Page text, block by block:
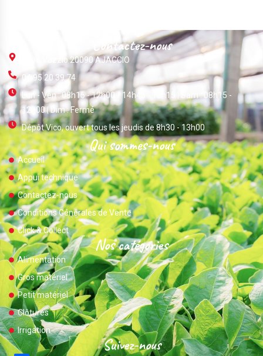
Contactez-nous
ZI Du Vazzio 20090 AJACCIO
04 95 20 39 74
Lun - Ven : 08h15 - 12h00 / 14h45 - 18h15 | Sam : 08h15 -
12h00 | Dim : Fermé
Dépôt Vico, ouvert tous les jeudis de 8h30 - 13h00
Qui sommes-nous
Accueil
Appui technique
Contactez-nous
Conditions Générales de Vente
Click & Collect
Nos catégories
Alimentation
Gros matériel
Petit matériel
Clôtures
Irrigation
Suivez-nous